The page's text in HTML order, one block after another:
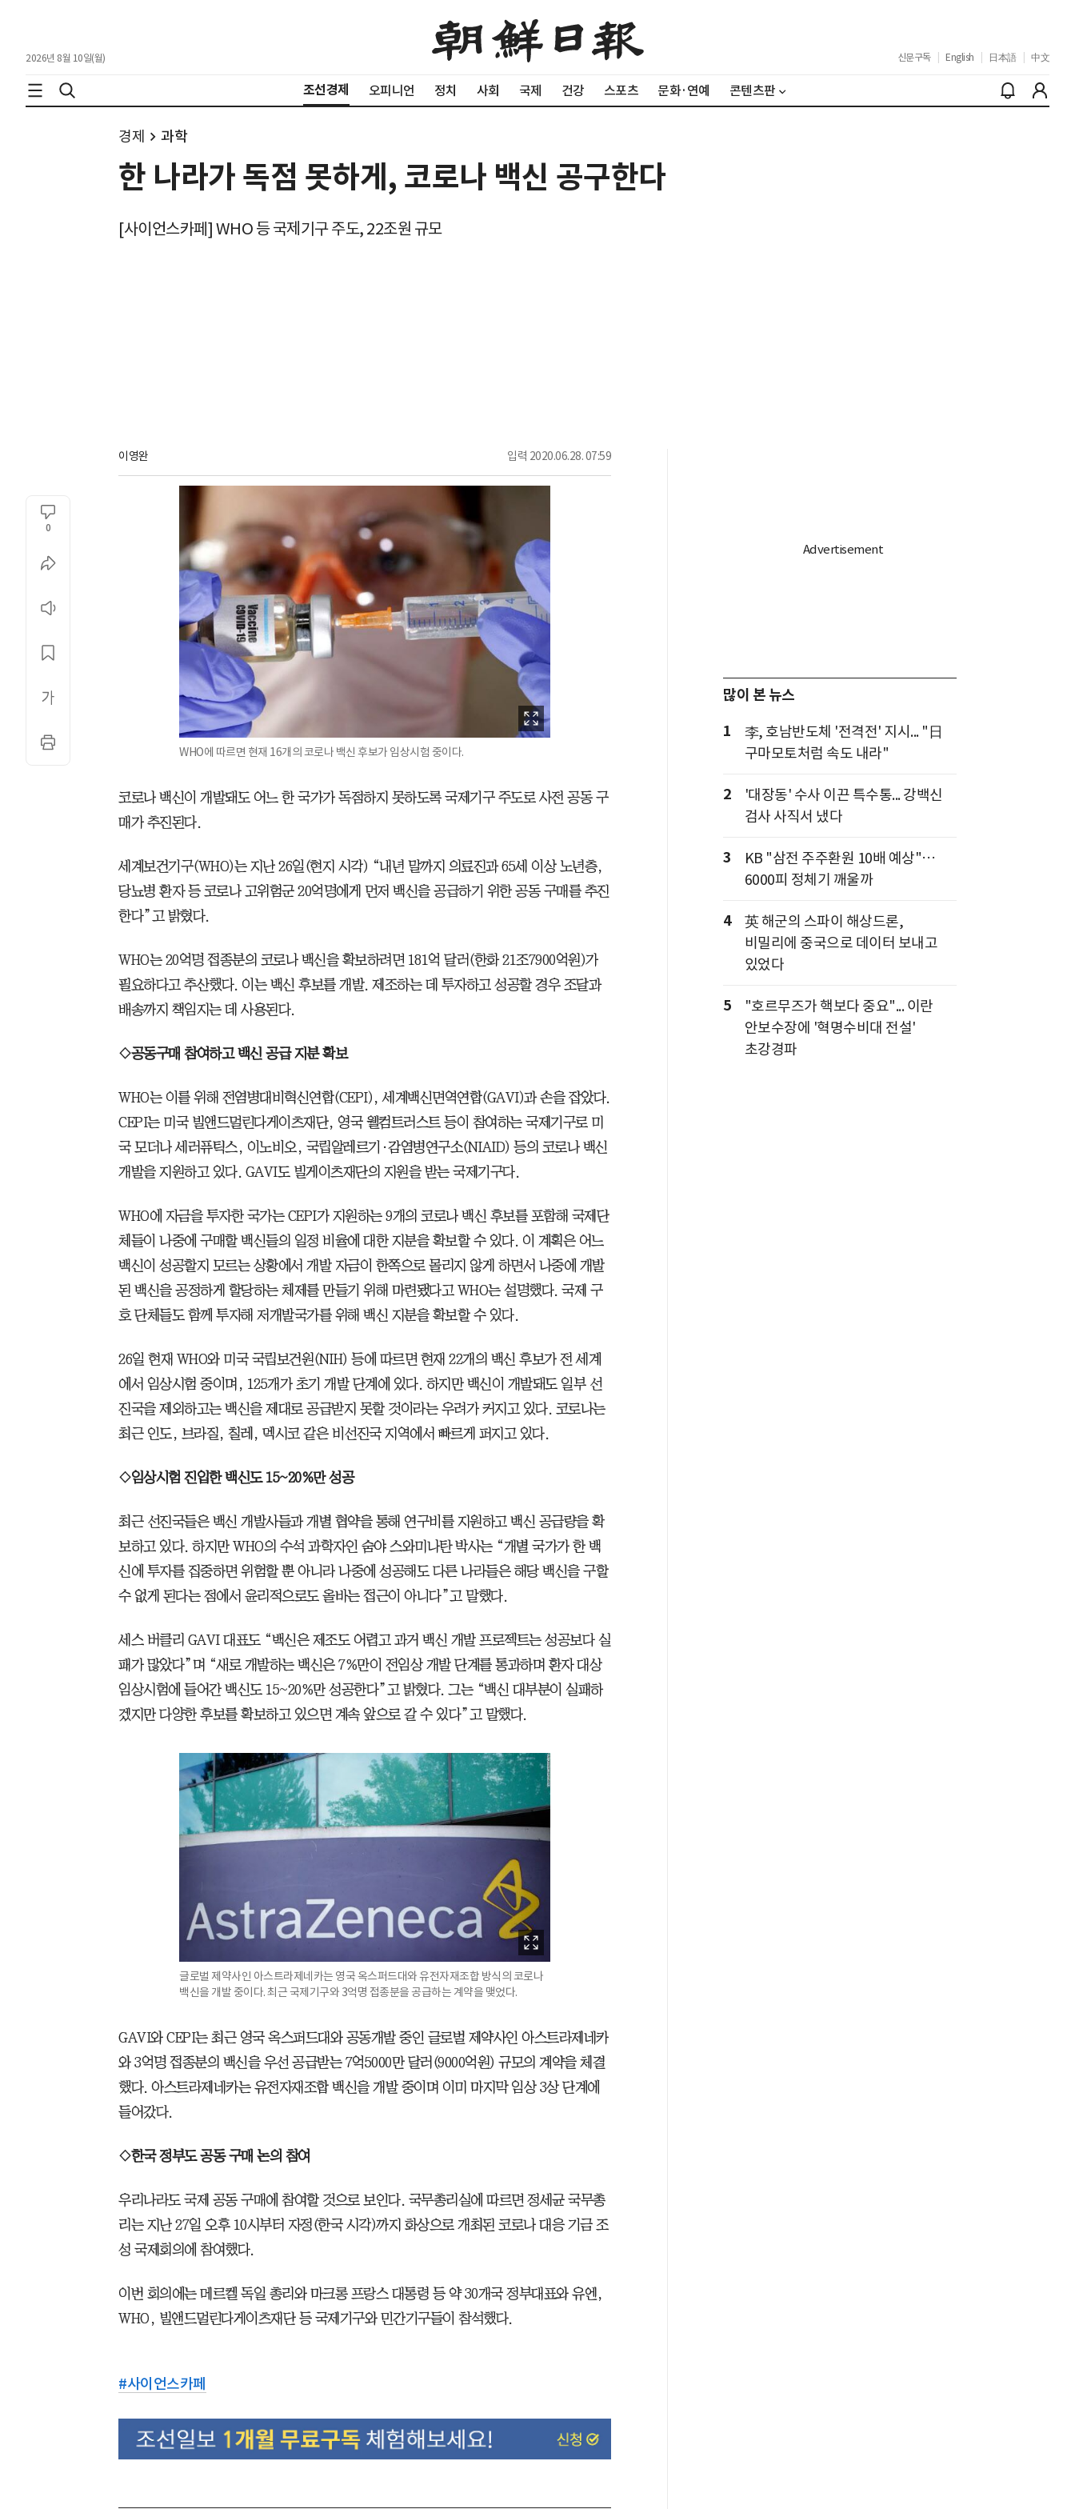
2026년 8월 10일(월) 신문구독 English 日本語 中文
조선경제 오피니언 정치 사회 국제 건강 스포츠 문화·연예 콘텐츠판
경제 과학
한 나라가 독점 못하게, 코로나 백신 공구한다
[사이언스카페] WHO 등 국제기구 주도, 22조원 규모
이영완 입력 2020.06.28. 07:59
0
WHO에 따르면 현재 16개의 코로나 백신 후보가 임상시험 중이다.
코로나 백신이 개발돼도 어느 한 국가가 독점하지 못하도록 국제기구 주도로 사전 공동 구
매가 추진된다.
세계보건기구(WHO)는 지난 26일(현지 시각) “내년 말까지 의료진과 65세 이상 노년층,
당뇨병 환자 등 코로나 고위험군 20억명에게 먼저 백신을 공급하기 위한 공동 구매를 추진
한다”고 밝혔다.
WHO는 20억명 접종분의 코로나 백신을 확보하려면 181억 달러(한화 21조7900억원)가
필요하다고 추산했다. 이는 백신 후보를 개발. 제조하는 데 투자하고 성공할 경우 조달과
배송까지 책임지는 데 사용된다.
◇공동구매 참여하고 백신 공급 지분 확보
WHO는 이를 위해 전염병대비혁신연합(CEPI), 세계백신면역연합(GAVI)과 손을 잡았다.
CEPI는 미국 빌앤드멀린다게이츠재단, 영국 웰컴트러스트 등이 참여하는 국제기구로 미
국 모더나 세러퓨틱스, 이노비오, 국립알레르기·감염병연구소(NIAID) 등의 코로나 백신
개발을 지원하고 있다. GAVI도 빌게이츠재단의 지원을 받는 국제기구다.
WHO에 자금을 투자한 국가는 CEPI가 지원하는 9개의 코로나 백신 후보를 포함해 국제단
체들이 나중에 구매할 백신들의 일정 비율에 대한 지분을 확보할 수 있다. 이 계획은 어느
백신이 성공할지 모르는 상황에서 개발 자금이 한쪽으로 몰리지 않게 하면서 나중에 개발
된 백신을 공정하게 할당하는 체제를 만들기 위해 마련됐다고 WHO는 설명했다. 국제 구
호 단체들도 함께 투자해 저개발국가를 위해 백신 지분을 확보할 수 있다.
26일 현재 WHO와 미국 국립보건원(NIH) 등에 따르면 현재 22개의 백신 후보가 전 세계
에서 임상시험 중이며, 125개가 초기 개발 단계에 있다. 하지만 백신이 개발돼도 일부 선
진국을 제외하고는 백신을 제대로 공급받지 못할 것이라는 우려가 커지고 있다. 코로나는
최근 인도, 브라질, 칠레, 멕시코 같은 비선진국 지역에서 빠르게 퍼지고 있다.
◇임상시험 진입한 백신도 15~20%만 성공
최근 선진국들은 백신 개발사들과 개별 협약을 통해 연구비를 지원하고 백신 공급량을 확
보하고 있다. 하지만 WHO의 수석 과학자인 숨야 스와미나탄 박사는 “개별 국가가 한 백
신에 투자를 집중하면 위험할 뿐 아니라 나중에 성공해도 다른 나라들은 해당 백신을 구할
수 없게 된다는 점에서 윤리적으로도 올바는 접근이 아니다”고 말했다.
세스 버클리 GAVI 대표도 “백신은 제조도 어렵고 과거 백신 개발 프로젝트는 성공보다 실
패가 많았다”며 “새로 개발하는 백신은 7%만이 전임상 개발 단계를 통과하며 환자 대상
임상시험에 들어간 백신도 15~20%만 성공한다”고 밝혔다. 그는 “백신 대부분이 실패하
겠지만 다양한 후보를 확보하고 있으면 계속 앞으로 갈 수 있다”고 말했다.
글로벌 제약사인 아스트라제네카는 영국 옥스퍼드대와 유전자재조합 방식의 코로나
백신을 개발 중이다. 최근 국제기구와 3억명 접종분을 공급하는 계약을 맺었다.
GAVI와 CEPI는 최근 영국 옥스퍼드대와 공동개발 중인 글로벌 제약사인 아스트라제네카
와 3억명 접종분의 백신을 우선 공급받는 7억5000만 달러(9000억원) 규모의 계약을 체결
했다. 아스트라제네카는 유전자재조합 백신을 개발 중이며 이미 마지막 임상 3상 단계에
들어갔다.
◇한국 정부도 공동 구매 논의 참여
우리나라도 국제 공동 구매에 참여할 것으로 보인다. 국무총리실에 따르면 정세균 국무총
리는 지난 27일 오후 10시부터 자정(한국 시각)까지 화상으로 개최된 코로나 대응 기금 조
성 국제회의에 참여했다.
이번 회의에는 메르켈 독일 총리와 마크롱 프랑스 대통령 등 약 30개국 정부대표와 유엔,
WHO, 빌앤드멀린다게이츠재단 등 국제기구와 민간기구들이 참석했다.
#사이언스카페
많이 본 뉴스
1
李, 호남반도체 '전격전' 지시... "日
구마모토처럼 속도 내라"
2
'대장동' 수사 이끈 특수통... 강백신
검사 사직서 냈다
3
KB "삼전 주주환원 10배 예상"…
6000피 정체기 깨울까
4
英 해군의 스파이 해상드론,
비밀리에 중국으로 데이터 보내고
있었다
5
"호르무즈가 핵보다 중요"... 이란
안보수장에 '혁명수비대 전설'
초강경파